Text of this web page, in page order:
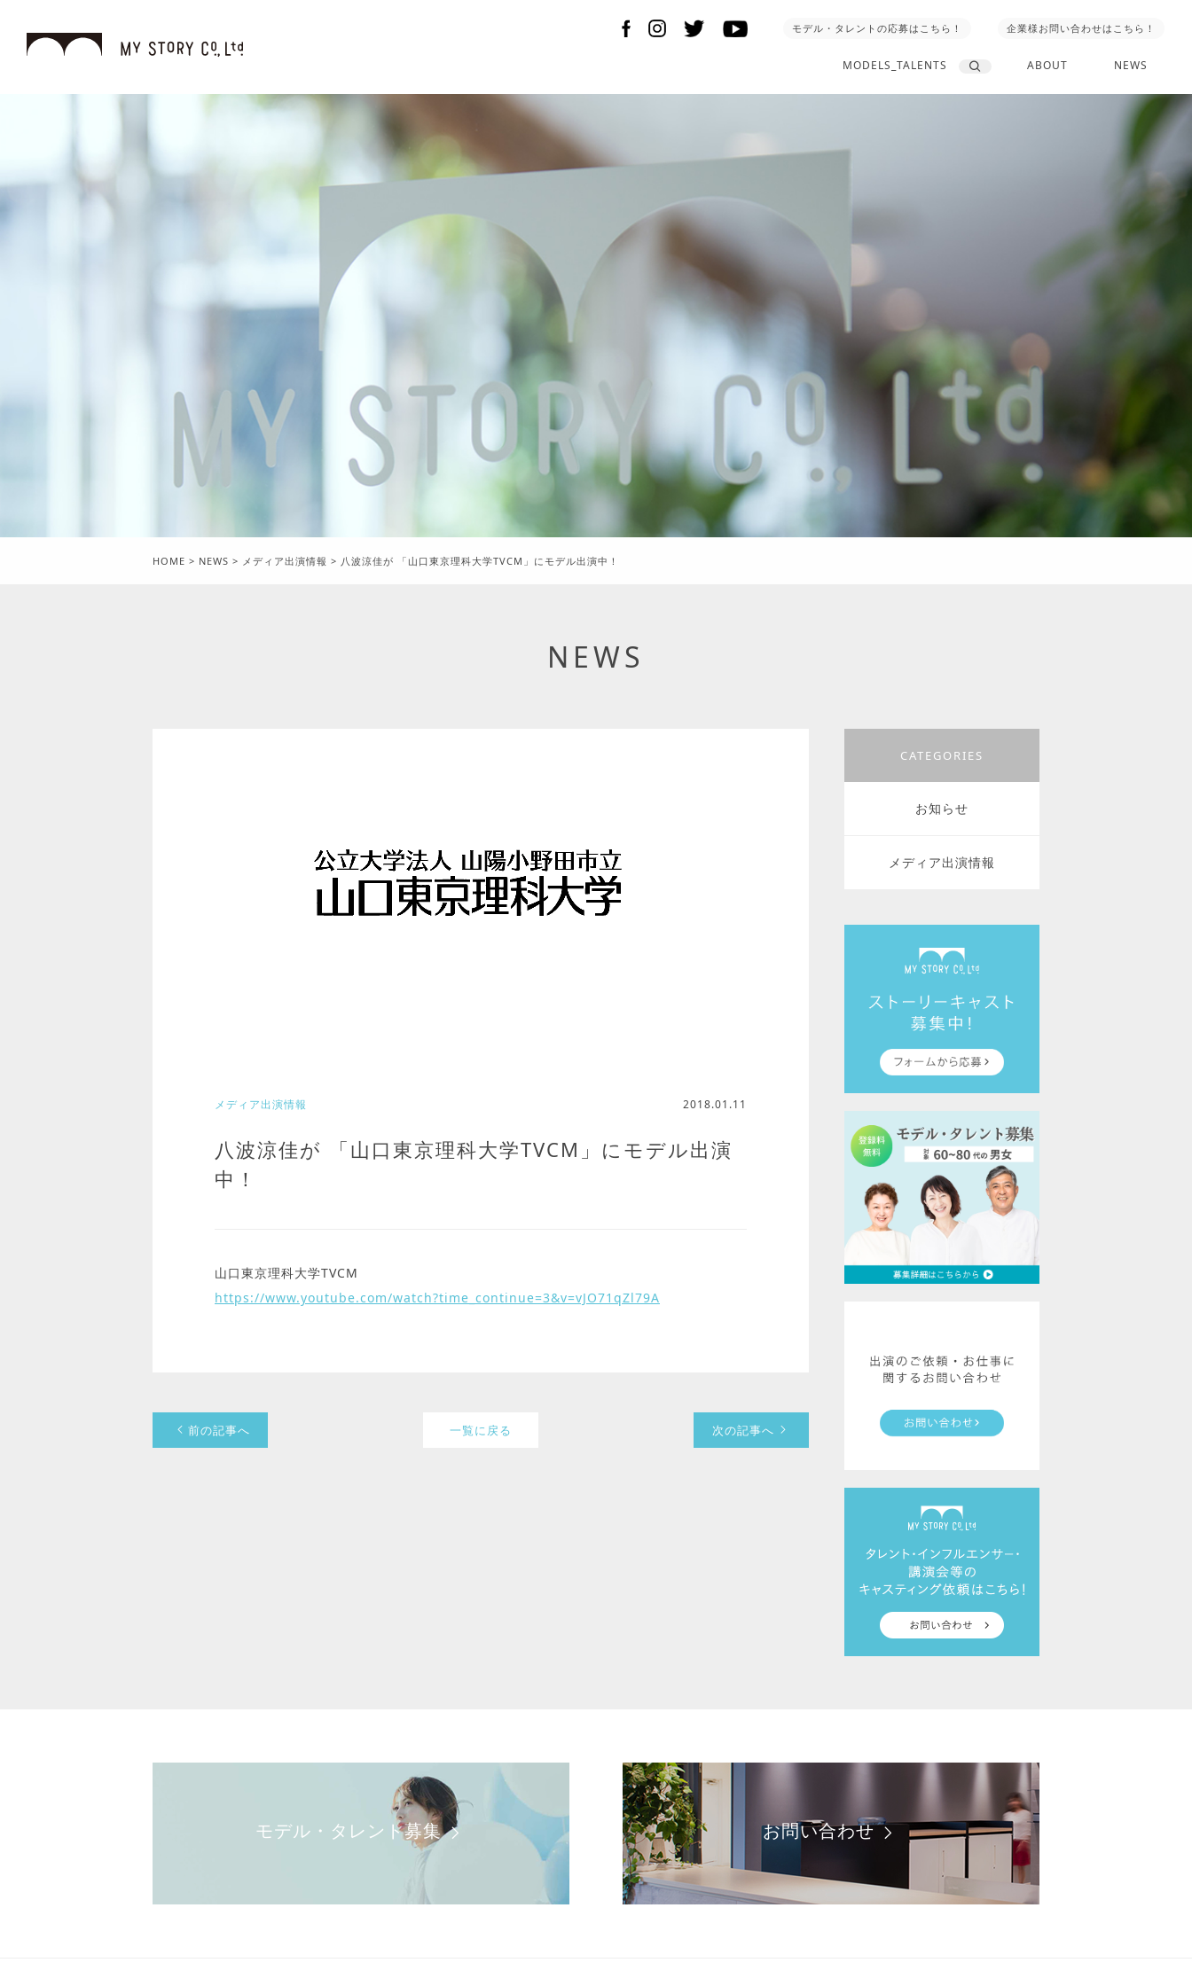
モデル・タレントの応募はこちら！ 企業様お問い合わせはこちら！
MODELS_TALENTS ABOUT NEWS
HOME > NEWS > メディア出演情報 > 八波涼佳が 「山口東京理科大学TVCM」にモデル出演中！
NEWS
八波涼佳が 「山口東京理科大学TVCM」にモデル出演
中！
メディア出演情報 2018.01.11
山口東京理科大学TVCM
https://www.youtube.com/watch?time_continue=3&v=vJO71qZl79A
一覧に戻る
前の記事へ 次の記事へ
CATEGORIES
お知らせ
メディア出演情報
モデル・タレント募集 お問い合わせ